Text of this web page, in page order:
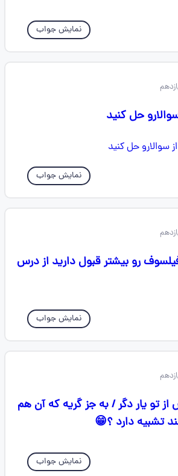
نمایش جواب
حل کنید
نمایش جواب
رو بیشتر قبول دارید از درس
نمایش جواب
از تو یار دگر / به جز گریه که آن هم
تشبیه دارد ؟😁
نمایش جواب